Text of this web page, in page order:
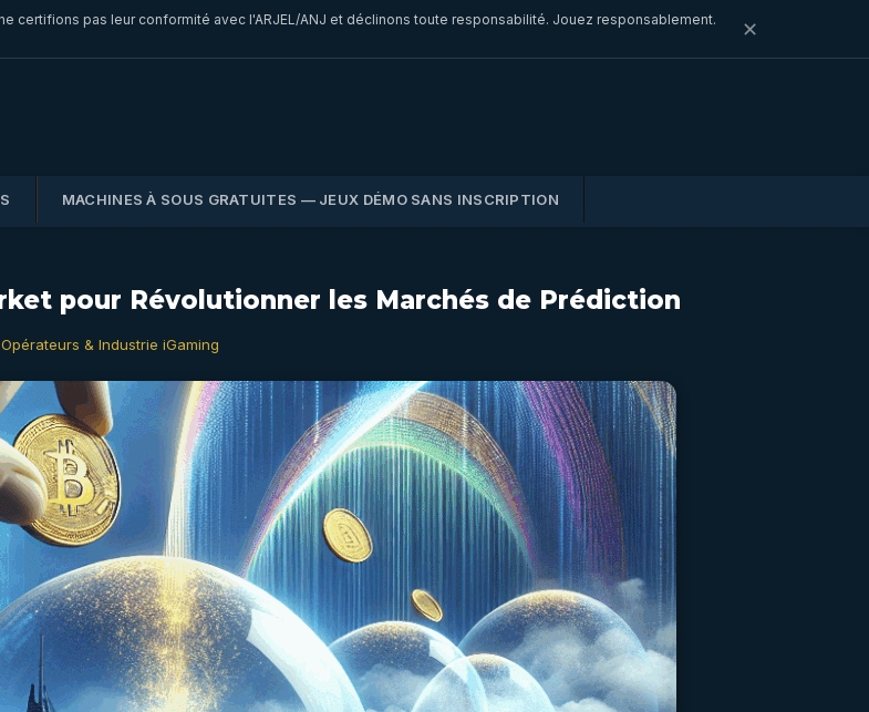
certifions pas leur conformité avec l'ARJEL/ANJ et déclinons toute responsabilité. Jouez responsablement.
✕
MACHINES À SOUS GRATUITES — JEUX DÉMO SANS INSCRIPTION
pour Révolutionner les Marchés de Prédiction
Opérateurs & Industrie iGaming